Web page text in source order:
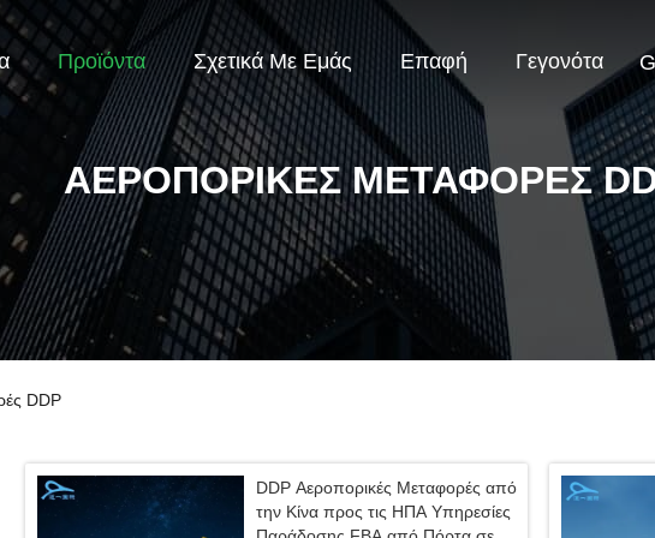
Προϊόντα Σχετικά Με Εμάς Επαφή Γεγονότα
ΑΕΡΟΠΟΡΙΚΈΣ ΜΕΤΑΦΟΡΈΣ
DDP
DDP Αεροπορικές Μεταφορές από
την Κίνα προς τις ΗΠΑ Υπηρεσίες